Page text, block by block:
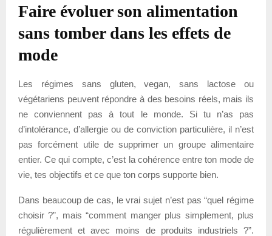
Faire évoluer son alimentation
sans tomber dans les effets de
mode
Les régimes sans gluten, vegan, sans lactose ou
végétariens peuvent répondre à des besoins réels, mais ils
ne conviennent pas à tout le monde. Si tu n’as pas
d’intolérance, d’allergie ou de conviction particulière, il n’est
pas forcément utile de supprimer un groupe alimentaire
entier. Ce qui compte, c’est la cohérence entre ton mode de
vie, tes objectifs et ce que ton corps supporte bien.
Dans beaucoup de cas, le vrai sujet n’est pas “quel régime
choisir ?”, mais “comment manger plus simplement, plus
régulièrement et avec moins de produits industriels ?”.